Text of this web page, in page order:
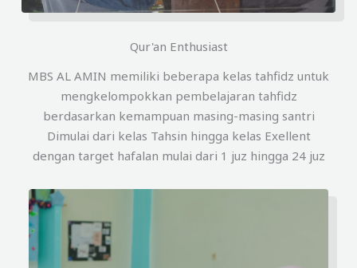
Qur'an Enthusiast
MBS AL AMIN memiliki beberapa kelas tahfidz untuk
mengkelompokkan pembelajaran tahfidz
berdasarkan kemampuan masing-masing santri
Dimulai dari kelas Tahsin hingga kelas Exellent
dengan target hafalan mulai dari 1 juz hingga 24 juz